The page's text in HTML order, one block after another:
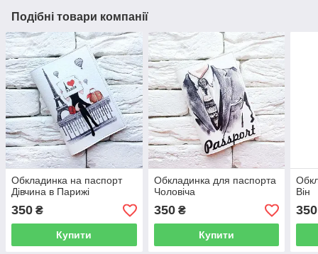
Подібні товари компанії
Обкладинка на паспорт
Дівчина в Парижі
350 ₴
Купити
Обкладинка для паспорта
Чоловіча
350₴
Купити
Він
350